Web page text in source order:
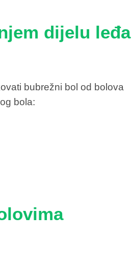
dijelu leđa
bubrežni bol od bolova
bola: